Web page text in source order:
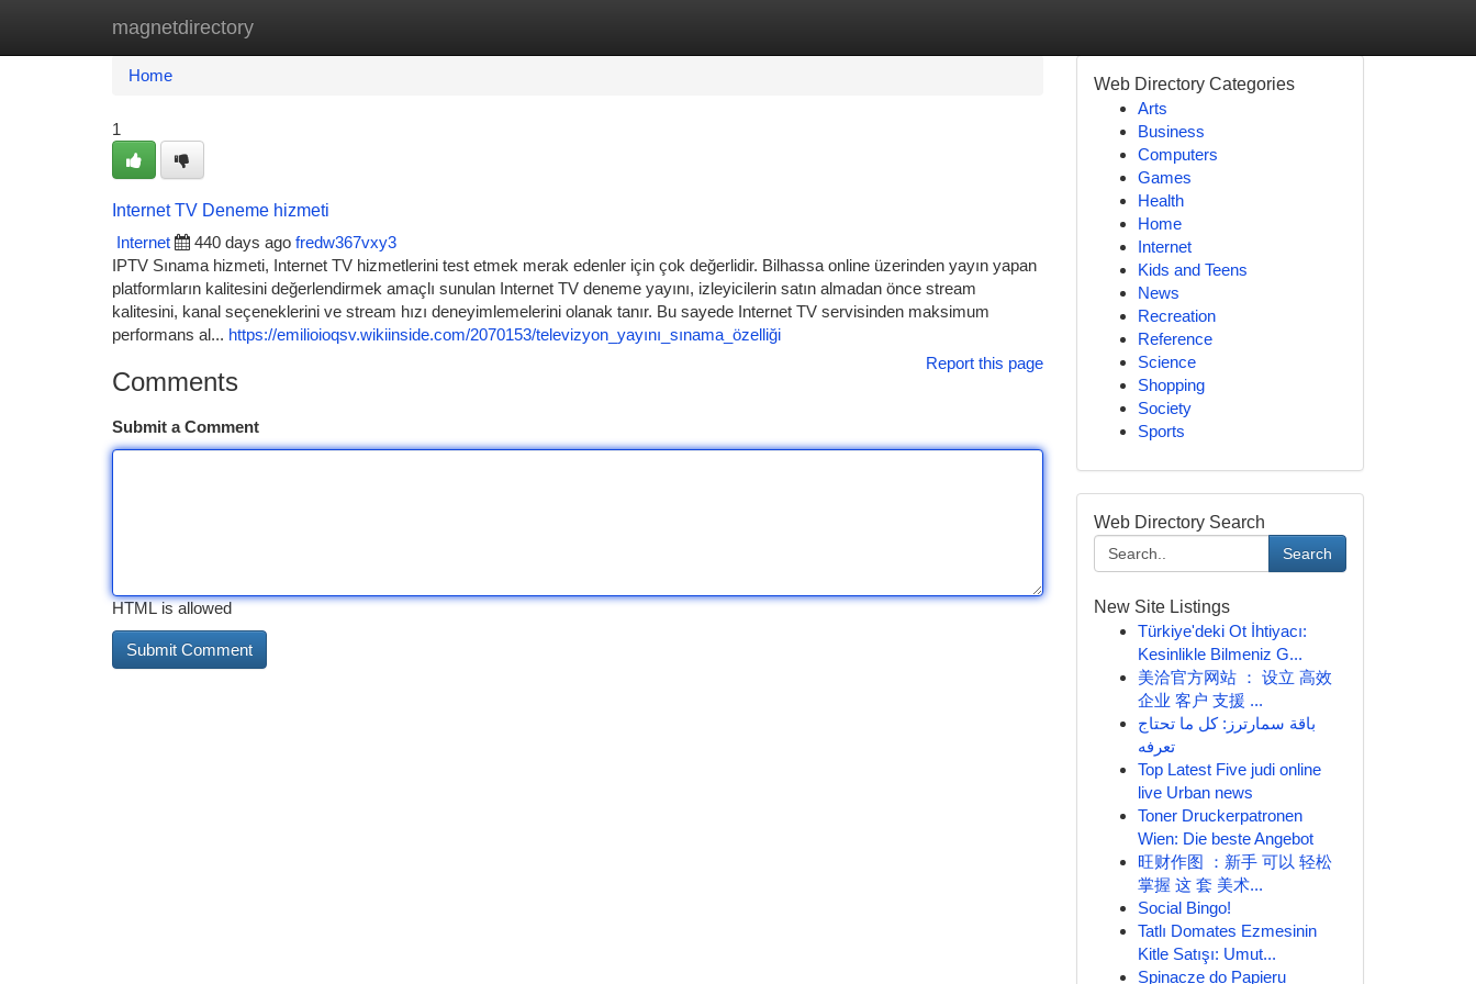
magnetdirectory
Home New Site Listings
Home
1
Internet TV Deneme hizmeti
Internet
440 days ago fredw367vxy3
IPTV Sınama hizmeti, Internet TV hizmetlerini test etmek merak edenler için çok değerlidir. Bilhassa online üzerinden yayın yapan
platformların kalitesini değerlendirmek amaçlı sunulan Internet TV deneme yayını, izleyicilerin satın almadan önce stream
kalitesini, kanal seçeneklerini ve stream hızı deneyimlemelerini olanak tanır. Bu sayede Internet TV servisinden maksimum
performans al... https://emilioioqsv.wikiinside.com/2070153/televizyon_yayını_sınama_özelliği
Report this page
Comments
Submit a Comment
HTML is allowed
Web Directory Categories
Arts
Business
Computers
Games
Health
Home
Internet
Kids and Teens
News
Recreation
Reference
Science
Shopping
Society
Sports
Web Directory Search
Search
New Site Listings
Türkiye'deki Ot İhtiyacı:
Kesinlikle Bilmeniz G...
美洽官方网站 ： 设立 高效
企业 客户 支援 ...
باقة سمارترز: كل ما تحتاج
تعرفه
Top Latest Five judi online
live Urban news
Toner Druckerpatronen
Wien: Die beste Angebot
旺财作图 ：新手 可以 轻松
掌握 这 套 美术...
Social Bingo!
Tatlı Domates Ezmesinin
Kitle Satışı: Umut...
Spinacze do Papieru